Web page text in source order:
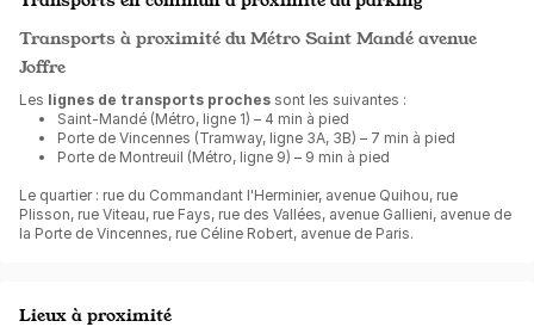
Transports à proximité du Métro Saint Mandé avenue
Joffre
Les lignes de transports proches sont les suivantes :
Saint-Mandé (Métro, ligne 1) – 4 min à pied
Porte de Vincennes (Tramway, ligne 3A, 3B) – 7 min à pied
Porte de Montreuil (Métro, ligne 9) – 9 min à pied
Le quartier : rue du Commandant l'Herminier, avenue Quihou, rue
Plisson, rue Viteau, rue Fays, rue des Vallées, avenue Gallieni, avenue de
la Porte de Vincennes, rue Céline Robert, avenue de Paris.
Lieux à proximité